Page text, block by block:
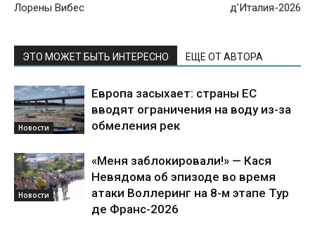
Лорены Вибес
д’Италия-2026
ЭТО МОЖЕТ БЫТЬ ИНТЕРЕСНО ЕЩЕ ОТ АВТОРА
Новости
Европа засыхает: страны ЕС
вводят ограничения на воду из-за
обмеления рек
Новости
«Меня заблокировали!» — Кася
Невядома об эпизоде во время
атаки Воллеринг на 8-м этапе Тур
де Франс-2026